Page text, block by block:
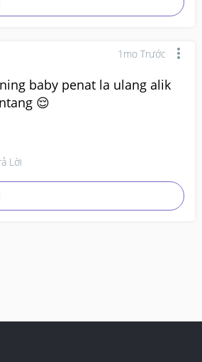
1mo Trước
baby penat la ulang alik
😌
Lời